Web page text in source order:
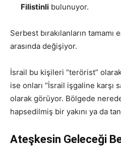
Filistinli bulunuyor.
Serbest bırakılanların tamamı
arasında değişiyor.
İsrail bu kişileri “terörist”
ise onları “İsrail işgaline karşı
olarak görüyor. Bölgede
hapsedilmiş bir yakını ya da
Ateşkesin Geleceği